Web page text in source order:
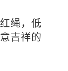
绳，低
吉祥的